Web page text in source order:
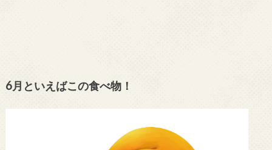
6月といえばこの食べ物！